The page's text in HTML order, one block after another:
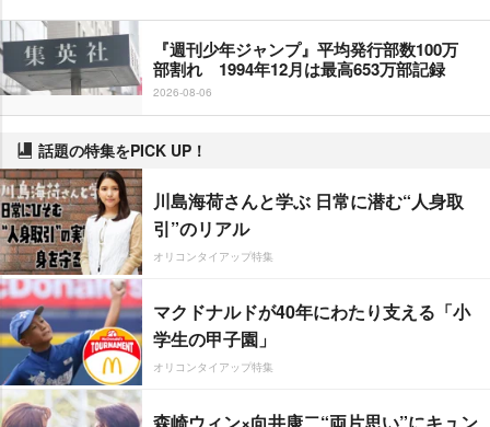
『週刊少年ジャンプ』平均発行部数100万
部割れ 1994年12月は最高653万部記録
2026-08-06
話題の特集をPICK UP！
川島海荷さんと学ぶ 日常に潜む“人身取
引”のリアル
オリコンタイアップ特集
マクドナルドが40年にわたり支える「小
学生の甲子園」
オリコンタイアップ特集
森崎ウィン×向井康二“両片思い”にキュン